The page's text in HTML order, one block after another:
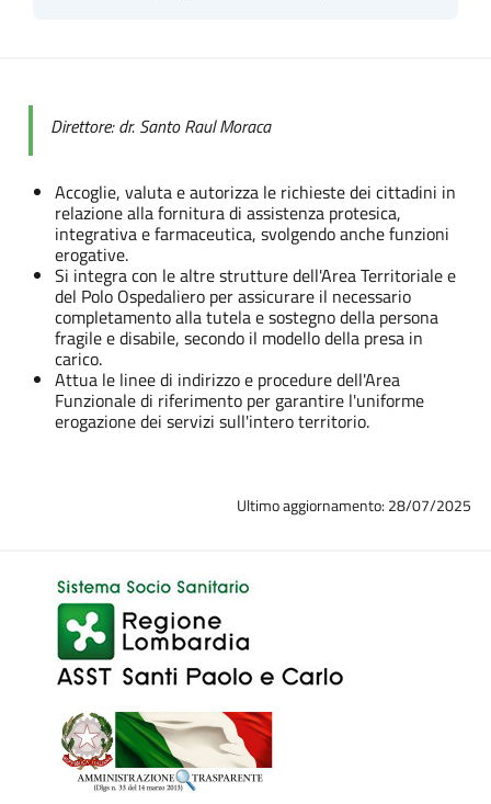
Direttore: dr. Santo Raul Moraca
Accoglie, valuta e autorizza le richieste dei cittadini in
relazione alla fornitura di assistenza protesica,
integrativa e farmaceutica, svolgendo anche funzioni
erogative.
Si integra con le altre strutture dell'Area Territoriale e
del Polo Ospedaliero per assicurare il necessario
completamento alla tutela e sostegno della persona
fragile e disabile, secondo il modello della presa in
carico.
Attua le linee di indirizzo e procedure dell'Area
Funzionale di riferimento per garantire l'uniforme
erogazione dei servizi sull'intero territorio.
Ultimo aggiornamento: 28/07/2025